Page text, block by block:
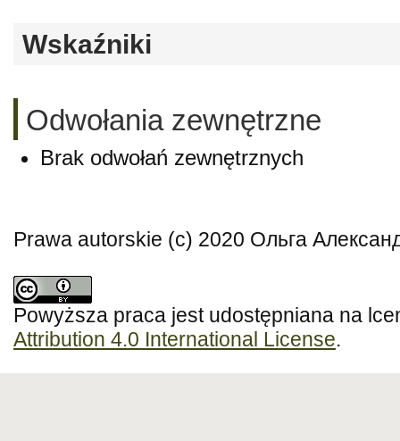
Wskaźniki
Odwołania zewnętrzne
Brak odwołań zewnętrznych
Prawa autorskie (c) 2020 Ольга
Powyższa praca jest udostępniana na
Attribution 4.0 International License.